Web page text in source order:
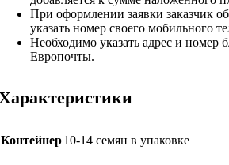
При оформлении заявки заказчик
указать номер своего мобильного
Необходимо указать адрес и номер
Европочты.
Контейнер10-14 семян в упаковке